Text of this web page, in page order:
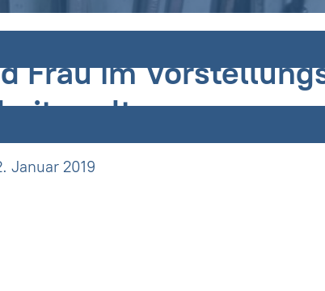
Frau im
Januar 2019